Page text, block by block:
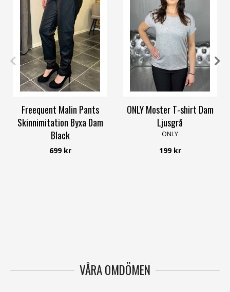
S M L XL XXL
Freequent Malin Pants
Skinnimitation Byxa Dam
Black
Freequent
699 kr
XS S M L XL XXL
ONLY Moster T-shirt Dam
Ljusgrå
ONLY
199 kr
VÅRA OMDÖMEN